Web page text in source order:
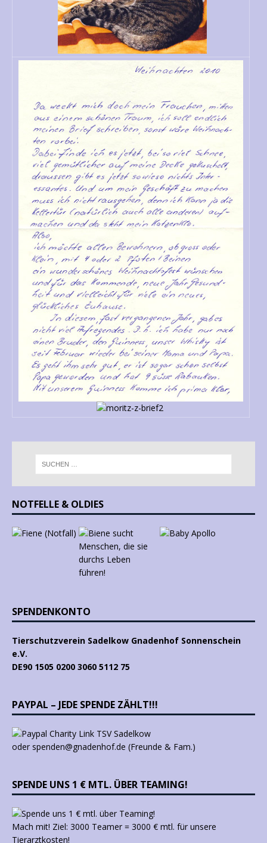
NOTFELLE & OLDIES
SPENDENKONTO
Tierschutzverein Sadelkow Gnadenhof Sonnenschein
e.V.
DE90 1505 0200 3060 5112 75
PAYPAL – JEDE SPENDE ZÄHLT!!!
oder spenden@gnadenhof.de (Freunde & Fam.)
SPENDE UNS 1 € MTL. ÜBER TEAMING!
Mach mit! Ziel: 3000 Teamer = 3000 € mtl. für unsere
Tierarztkosten!